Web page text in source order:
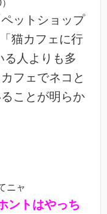
ットショップ
猫カフェに行
る人よりも多
フェでネコと
ことが明らか
ニャ
ントはやっち